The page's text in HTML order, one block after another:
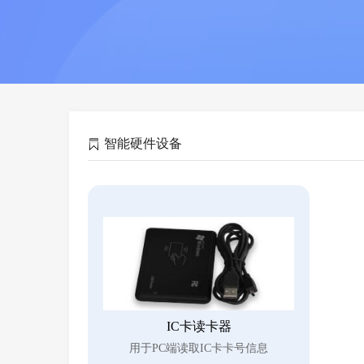
智能硬件设备
IC卡读卡器
用于PC端读取IC卡卡号信息